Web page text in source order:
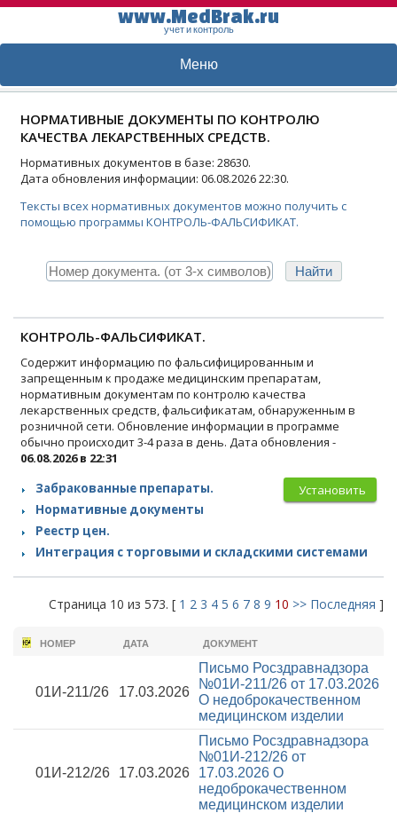
www.MedBrak.ru
учет и контроль
Меню
НОРМАТИВНЫЕ ДОКУМЕНТЫ ПО КОНТРОЛЮ
КАЧЕСТВА ЛЕКАРСТВЕННЫХ СРЕДСТВ.
Нормативных документов в базе: 28630.
Дата обновления информации: 06.08.2026 22:30.
Тексты всех нормативных документов можно получить с
помощью программы КОНТРОЛЬ-ФАЛЬСИФИКАТ.
КОНТРОЛЬ-ФАЛЬСИФИКАТ.
Содержит информацию по фальсифицированным и
запрещенным к продаже медицинским препаратам,
нормативным документам по контролю качества
лекарственных средств, фальсификатам, обнаруженным в
розничной сети. Обновление информации в программе
обычно происходит 3-4 раза в день. Дата обновления -
06.08.2026 в 22:31
Установить
Забракованные препараты.
Нормативные документы
Реестр цен.
Интеграция с торговыми и складскими системами
Страница 10 из 573. [ 1 2 3 4 5 6 7 8 9 10 >> Последняя ]
НОМЕР ДАТА ДОКУМЕНТ
01И-211/26 17.03.2026
Письмо Росздравнадзора
№01И-211/26 от 17.03.2026
О недоброкачественном
медицинском изделии
01И-212/26 17.03.2026
Письмо Росздравнадзора
№01И-212/26 от
17.03.2026 О
недоброкачественном
медицинском изделии